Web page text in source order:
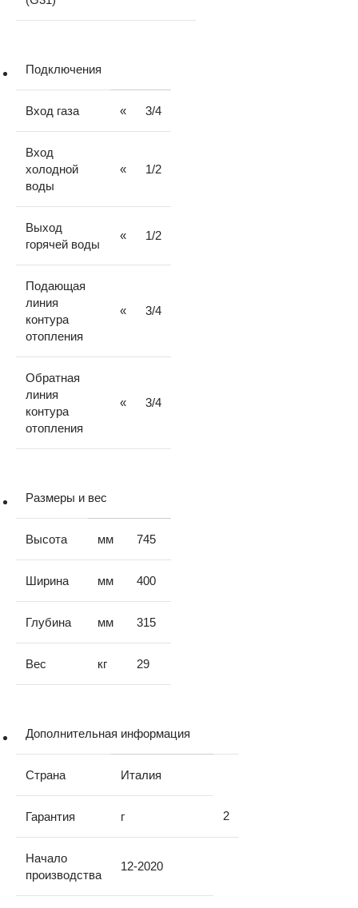
Подключения
Вход газа « 3/4
Вход
холодной
воды
« 1/2
Выход
горячей воды
« 1/2
Подающая
линия
контура
отопления
« 3/4
Обратная
линия
контура
отопления
« 3/4
Размеры и вес
Высота мм 745
Ширина мм 400
Глубина мм 315
Вес кг 29
Дополнительная информация
Страна Италия
Гарантия г 2
Начало
производства
12-2020